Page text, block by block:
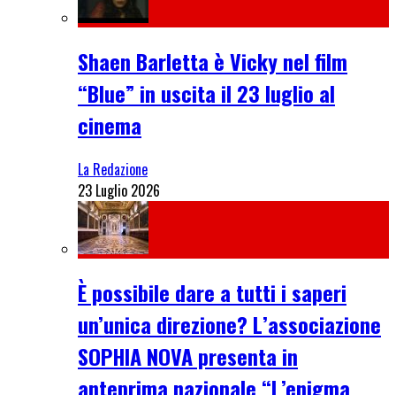
Shaen Barletta è Vicky nel film
“Blue” in uscita il 23 luglio al
cinema
La Redazione
23 Luglio 2026
È possibile dare a tutti i saperi
un’unica direzione? L’associazione
SOPHIA NOVA presenta in
anteprima nazionale “L’enigma